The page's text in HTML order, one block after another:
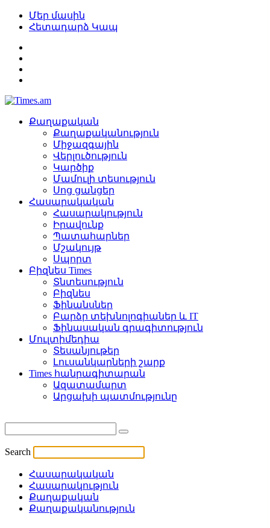
Մեր մասին
Հետադարձ Կապ
Քաղաքական
Քաղաքականություն
Միջազգային
Վերլուծություն
Կարծիք
Մամուլի տեսություն
Սոց ցանցեր
Հասարակական
Հասարակություն
Իրավունք
Պատահարներ
Մշակույթ
Սպորտ
Բիզնես Times
Տնտեսություն
Բիզնես
Ֆինանսներ
Բարձր տեխնոլոգիաներ և IT
Ֆինասական գրագիտություն
Մուլտիմեդիա
Տեսանյութեր
Լուսանկարների շարք
Times հանրագիտարան
Ազատամարտ
Արցախի պատմությունը
Search
Հասարակական
Հասարակություն
Քաղաքական
Քաղաքականություն